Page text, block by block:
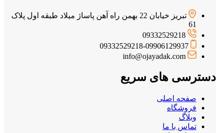
تبریز خیابان 22 بهمن راه آهن پاساژ میلاد طبقه اول پلاک
61
09332529218
09332529218-09906129937
info@ojayadak.com
دسترسی های سریع
صفحه اصلی
فروشگاه
وبلاگ
تماس با ما